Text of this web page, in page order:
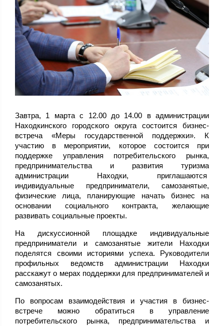
Завтра, 1 марта с 12.00 до 14.00 в администрации
Находкинского городского округа состоится бизнес-
встреча «Меры государственной поддержки». К
участию в мероприятии, которое состоится при
поддержке управления потребительского рынка,
предпринимательства и развития туризма
администрации Находки, приглашаются
индивидуальные предприниматели, самозанятые,
физические лица, планирующие начать бизнес на
основании социального контракта, желающие
развивать социальные проекты.
На дискуссионной площадке индивидуальные
предприниматели и самозанятые жители Находки
поделятся своими историями успеха. Руководители
профильных ведомств администрации Находки
расскажут о мерах поддержки для предпринимателей и
самозанятых.
По вопросам взаимодействия и участия в бизнес-
встрече можно обратиться в управление
потребительского рынка, предпринимательства и